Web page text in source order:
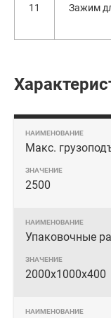
11 Зажим
Макс.
2500
Упаковочные
2000х1000х400